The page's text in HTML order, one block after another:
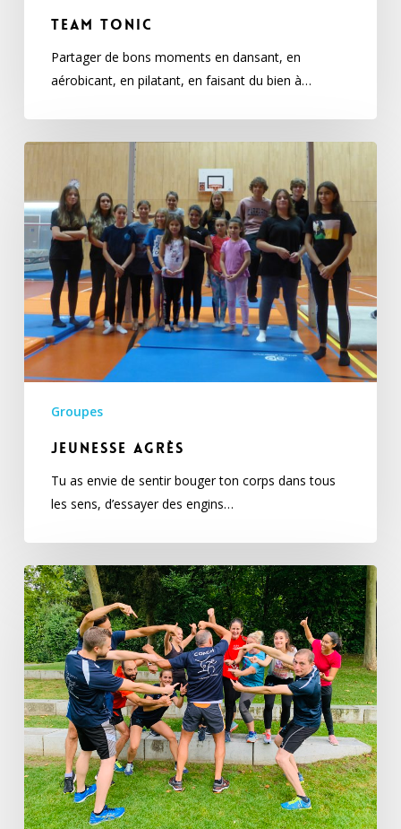
Team tonic
Partager de bons moments en dansant, en
aérobicant, en pilatant, en faisant du bien à…
Groupes
Jeunesse agrès
Tu as envie de sentir bouger ton corps dans tous
les sens, d’essayer des engins…
Athlétisme
actifs